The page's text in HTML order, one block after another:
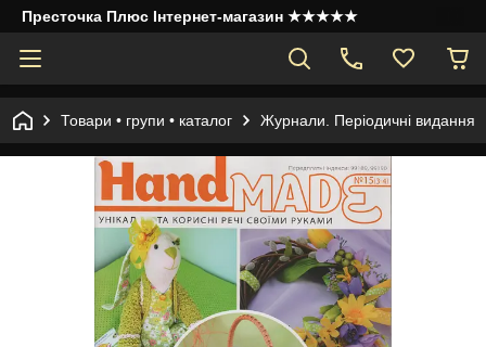
Престочка Плюс Інтернет-магазин ★★★★★
Товари • групи • каталог Журнали. Періодичні видання